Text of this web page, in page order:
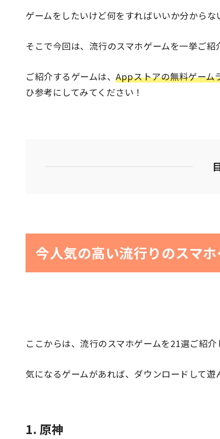
ゲームをしたいけど何をすればいいか分から
そこで今回は、流行のスマホゲームを一挙ご紹
ご紹介するゲームは、Appストアの無料ゲーム
ひ参考にしてみてください！
今人気の高い流行りのスマ
ここからは、流行のスマホゲームを21選ご紹介
気になるゲームがあれば、ダウンロードして遊
1. 原神